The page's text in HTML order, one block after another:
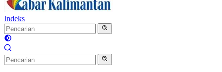
Indeks